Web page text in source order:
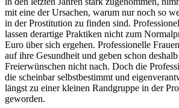
mit eine der Ursachen, warum nur noch so
in der Prostitution zu finden sind.
lassen derartige Praktiken nicht zum
Euro über sich ergehen. Professionelle
auf ihre Gesundheit und geben schon
Freierwünschen nicht nach. Doch die
die scheinbar selbstbestimmt und
längst zu einer kleinen Randgruppe in der
geworden.